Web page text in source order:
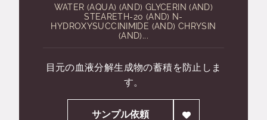
WATER (AQUA) (AND) GLYCERIN (AND)
STEARETH-20 (AND) N-
HYDROXYSUCCINIMIDE (AND) CHRYSIN
(AND)...
目元の血液分解生成物の蓄積を防止しま
す。
サンプル依頼